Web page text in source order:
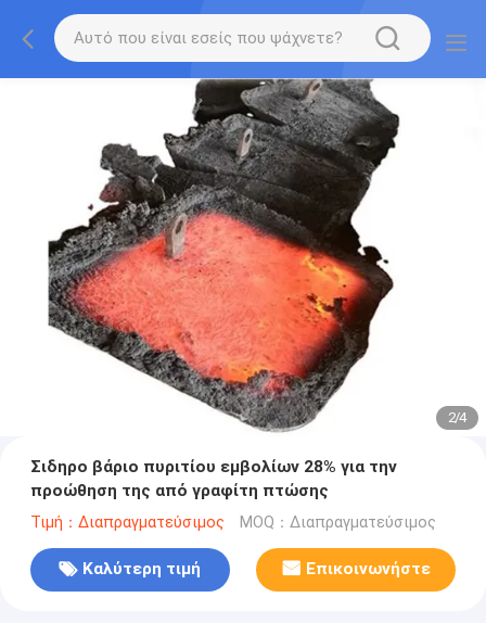
2/4
Σιδηρο βάριο πυριτίου εμβολίων 28% για την
προώθηση της από γραφίτη πτώσης
Τιμή：Διαπραγματεύσιμος MOQ：Διαπραγματεύσιμος
Καλύτερη τιμή Επικοινωνήστε